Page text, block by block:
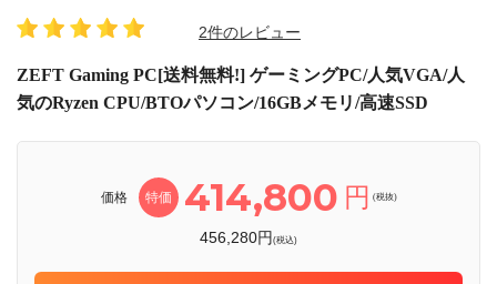
2件のレビュー
ZEFT Gaming PC[送料無料!] ゲーミングPC/人気VGA/人
気のRyzen CPU/BTOパソコン/16GBメモリ/高速SSD
価格 特価 414,800 円 (税抜)
456,280円(税込)